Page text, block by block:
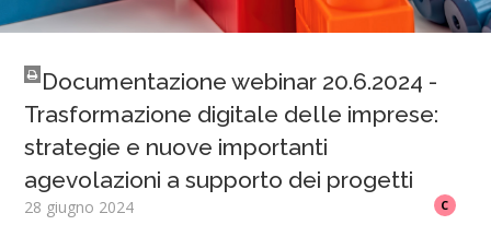
Documentazione webinar 20.6.2024 -
Trasformazione digitale delle imprese:
strategie e nuove importanti
agevolazioni a supporto dei progetti
28 giugno 2024 C